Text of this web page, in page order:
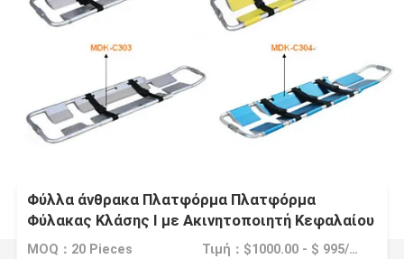
Φύλλα άνθρακα Πλατφόρμα Πλατφόρμα
Φύλακας Κλάσης Ι με Ακινητοποιητή Κεφαλαίου
/ Πρωτοβοήθεια Πλατφόρμα Πλατφόρμα
MOQ：20 Pieces Τιμή：$1000.00 - $ 995/Pieces 1-49 Pieces